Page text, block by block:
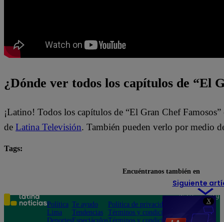
X
¿Dónde ver todos los capítulos de “El
¡Latino! Todos los capítulos de “El Gran Chef
de Latina Televisión. También pueden verlo por medio
Tags:
Siguiente
Encuéntranos también en
Política
Lima
Deportes
Te ayudo
Tendencias
Espectáculos
Política de privacidad
Términos y condiciones
Términos y condiciones
Teléfono: 219
Av. San